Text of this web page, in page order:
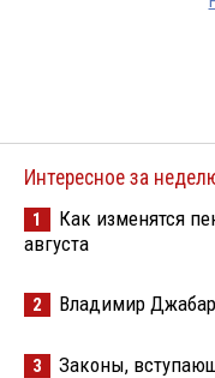
Интересное за
1
Как изменятся
августа
2 Владимир
3 Законы,